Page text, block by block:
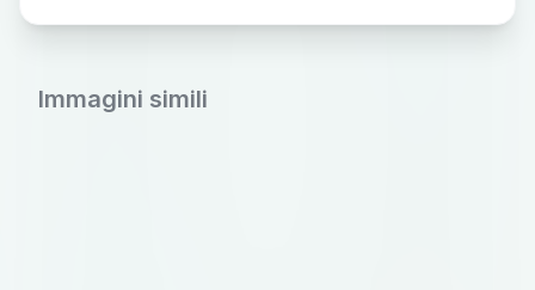
Immagini simili